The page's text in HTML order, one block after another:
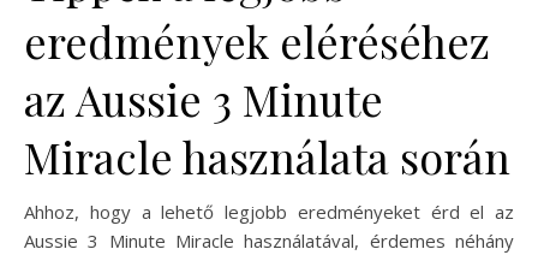
eredmények eléréséhez
az Aussie 3 Minute
Miracle használata során
Ahhoz, hogy a lehető legjobb eredményeket érd el az
Aussie 3 Minute Miracle használatával, érdemes néhány